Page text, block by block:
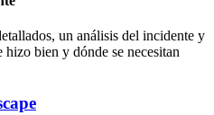
un análisis del incidente y
bien y dónde se necesitan